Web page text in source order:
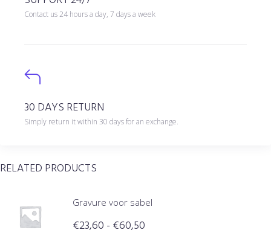
Contact us 24 hours a day, 7 days a week
30 DAYS RETURN
Simply return it within 30 days for an exchange.
RELATED PRODUCTS
Gravure voor sabel
€23,60 -€60,50